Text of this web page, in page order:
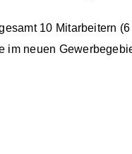
10 Mitarbeitern
neuen